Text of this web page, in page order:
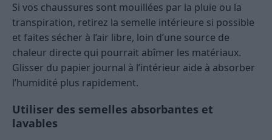
Si vos chaussures sont mouillées par la pluie ou la
transpiration, retirez la semelle intérieure si possible
et faites sécher à l’air libre, loin d’une source de
chaleur directe qui pourrait abîmer les matériaux.
Glisser du papier journal à l’intérieur aide à absorber
l’humidité plus rapidement.
Utiliser des semelles absorbantes et
lavables